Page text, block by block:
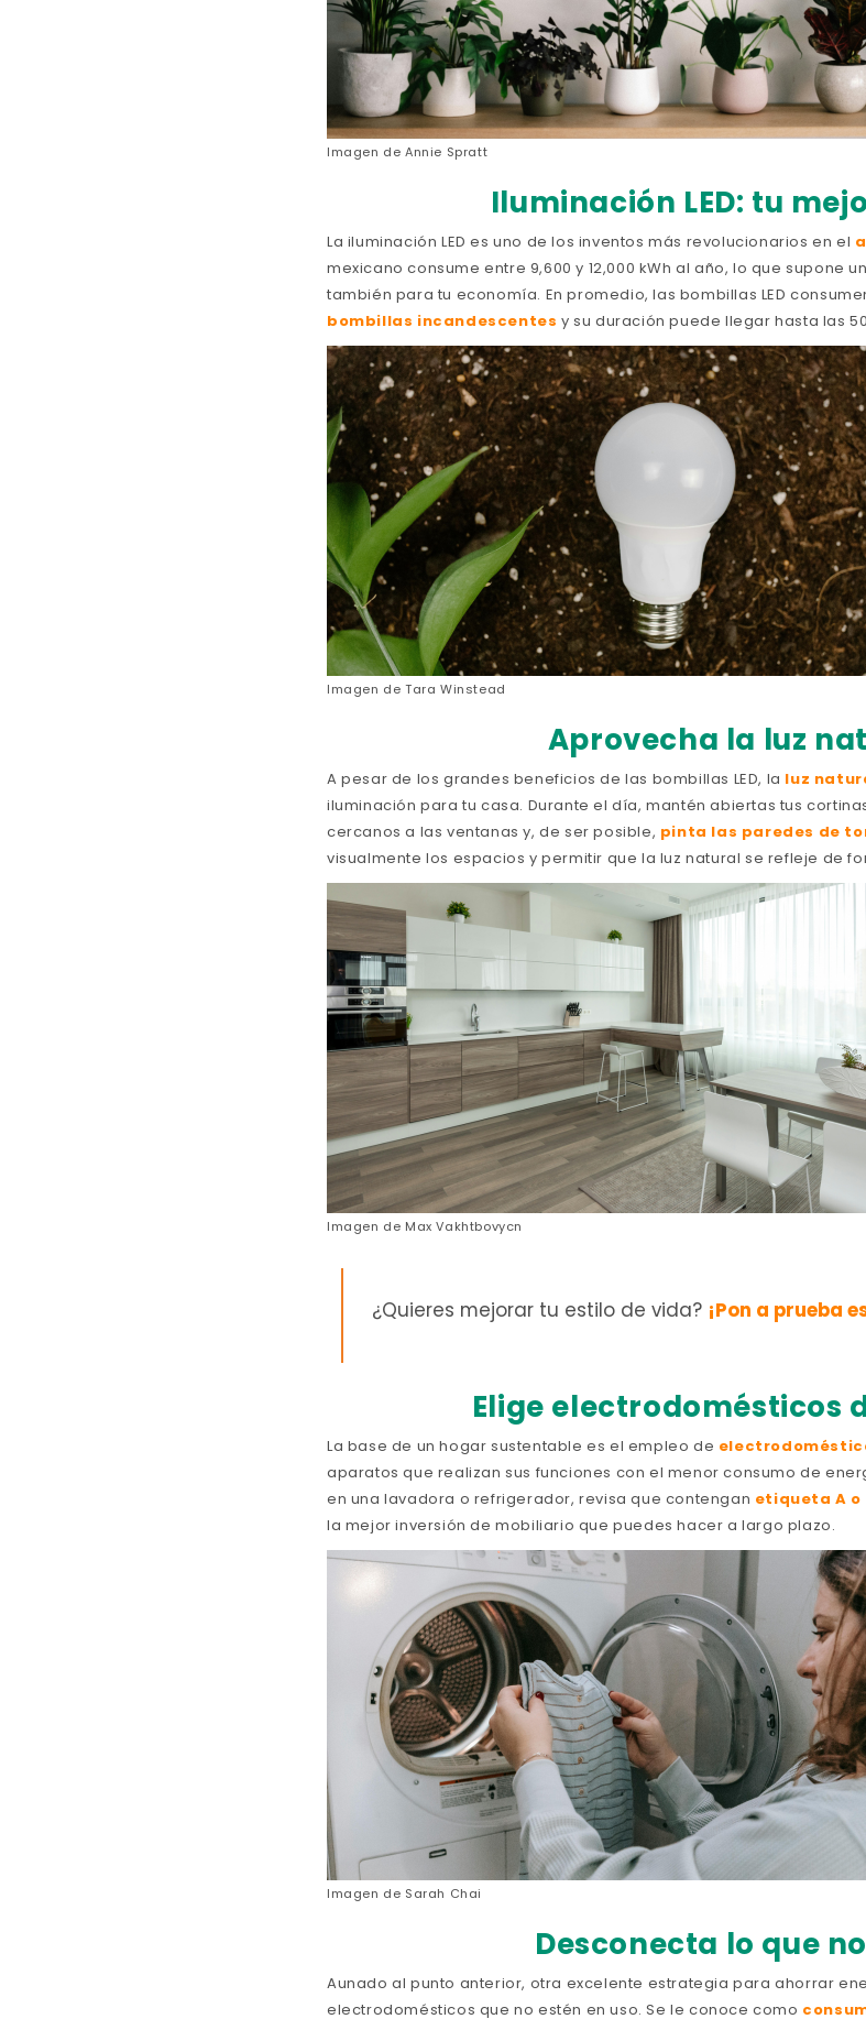
Imagen de Annie Spratt
Iluminación LED: tu
La iluminación LED es uno de los inventos más revolucionarios en el
mexicano consume entre 9,600 y 12,000 kWh al año, lo que supone
también para tu economía. En promedio, las bombillas LED
bombillas incandescentes y su duración puede llegar hasta las
Imagen de Tara Winstead
Aprovecha la luz
A pesar de los grandes beneficios de las bombillas LED, la luz
iluminación para tu casa. Durante el día, mantén abiertas tus
cercanos a las ventanas y, de ser posible, pinta las paredes de
visualmente los espacios y permitir que la luz natural se refleje de
Imagen de Max Vakhtbovycn
¿Quieres mejorar tu estilo de vida? ¡Pon a prueba
Elige electrodomésticos
La base de un hogar sustentable es el empleo de
aparatos que realizan sus funciones con el menor consumo de
en una lavadora o refrigerador, revisa que contengan etiqueta A o
la mejor inversión de mobiliario que puedes hacer a largo plazo.
Imagen de Sarah Chai
Desconecta lo que
Aunado al punto anterior, otra excelente estrategia para ahorrar
electrodomésticos que no estén en uso. Se le conoce como